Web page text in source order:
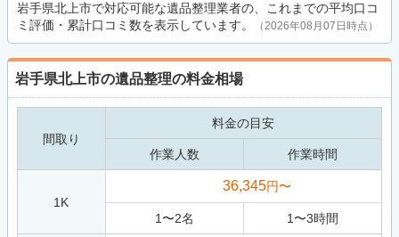
岩手県北上市で対応可能な遺品整理業者の、これまでの平均口コ
ミ評価・累計口コミ数を表示しています。
（2026年08月07日時点）
岩手県北上市の遺品整理の料金相場
間取り
料金の目安
作業人数 作業時間
1K
36,345円〜
1 〜2名 1 〜3時間